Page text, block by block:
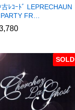
ﾚｺｰﾄﾞ LEPRECHAUN
FR…
SOLD